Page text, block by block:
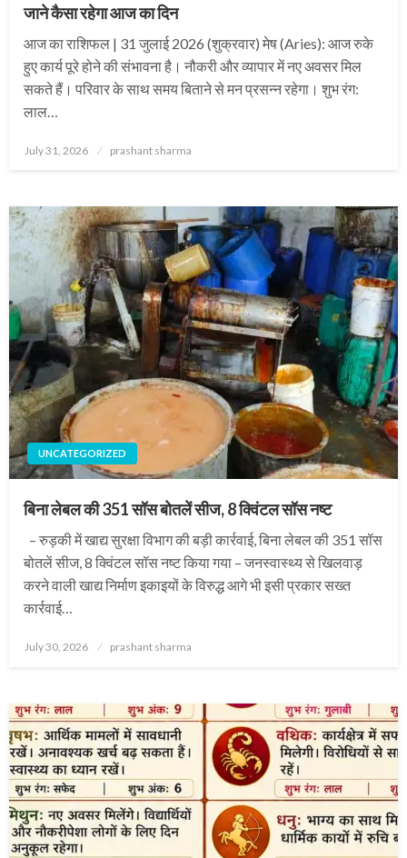
जाने कैसा रहेगा आज का दिन
आज का राशिफल | 31 जुलाई 2026 (शुक्रवार) मेष (Aries): आज रुके
हुए कार्य पूरे होने की संभावना है। नौकरी और व्यापार में नए अवसर मिल
सकते हैं। परिवार के साथ समय बिताने से मन प्रसन्न रहेगा। शुभ रंग:
लाल…
Posted
July 31, 2026 prashant sharma
UNCATEGORIZED
बिना लेबल की 351 सॉस बोतलें सीज, 8 क्विंटल सॉस नष्ट
– रुड़की में खाद्य सुरक्षा विभाग की बड़ी कार्रवाई, बिना लेबल की 351 सॉस
बोतलें सीज, 8 क्विंटल सॉस नष्ट किया गया – जनस्वास्थ्य से खिलवाड़
करने वाली खाद्य निर्माण इकाइयों के विरुद्ध आगे भी इसी प्रकार सख्त
कार्रवाई…
Posted
July 30, 2026 prashant sharma